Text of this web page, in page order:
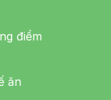
điểm
ăn